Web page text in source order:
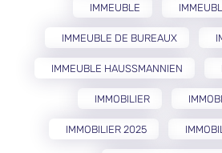
IMMEUBLE
IMMEUBLE DE BUREAUX
IMMEUBLE HAUSSMANNIEN
IMMOBILIER
IMMOBILIER 2025